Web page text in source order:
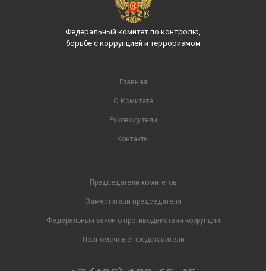
Федеральный комитет по контролю,
борьбе с коррупцией и терроризмом
Главная
О Комитете
Руководители
Контакты
Председатели комитетов
Заместители председателя
Федеральный закон о противодействии коррупции
Полномочные представители